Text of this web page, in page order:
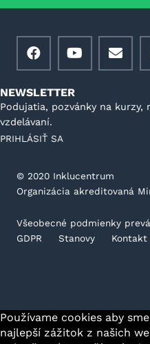
NEWSLETTER
Podujatia, pozvánky na kurzy,
vzdelávaní.
PRIHLÁSIŤ SA
©️ 2020 Inklucentrum
Organizácia akreditovaná
Všeobecné podmienky
GDPR
Stanovy Kontakt
Používame cookies aby
najlepší zážitok z našich